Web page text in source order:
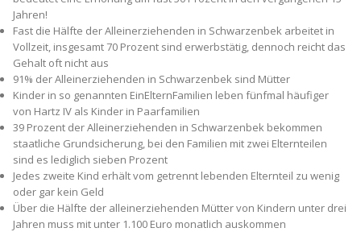
Jahren!
Fast die Hälfte der Alleinerziehenden in Schwarzenbek arbeitet in
Vollzeit, insgesamt 70 Prozent sind erwerbstätig, dennoch reicht das
Gehalt oft nicht aus
91% der Alleinerziehenden in Schwarzenbek sind Mütter
Kinder in so genannten Ein­Eltern­Familien leben fünfmal häufiger
von Hartz IV als Kinder in Paarfamilien
39 Prozent der Alleinerziehenden in Schwarzenbek bekommen
staatliche Grundsicherung, bei den Familien mit zwei Elternteilen
sind es lediglich sieben Prozent
Jedes zweite Kind erhält vom getrennt lebenden Elternteil zu wenig
oder gar kein Geld
Über die Hälfte der alleinerziehenden Mütter von Kindern unter drei
Jahren muss mit unter 1.100 Euro monatlich auskommen